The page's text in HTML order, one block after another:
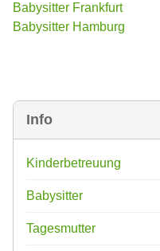
Info
Kinderbetreuung
Babysitter
Tagesmutter
Babysitter Frankfurt
Babysitter Hamburg